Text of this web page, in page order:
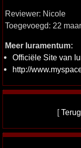
Reviewer: Nicole
Toegevoegd: 22
Meer Iuramentum:
Officiële Site van
http://
[